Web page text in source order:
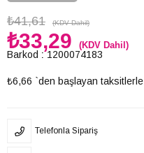
₺41,61 (KDV Dahil)
₺33,29 (KDV Dahil)
Barkod : 1200074183
₺6,66 `den başlayan taksitlerle
Telefonla Sipariş